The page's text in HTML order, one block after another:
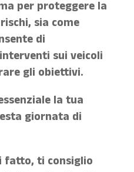
per proteggere la
sia come
di
sui veicoli
gli obiettivi.
la tua
giornata di
fatto, ti consiglio